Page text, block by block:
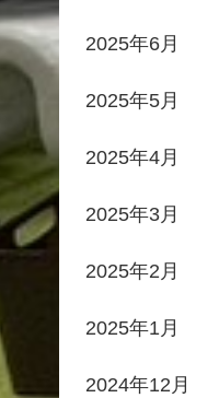
2025年6月
2025年5月
2025年4月
2025年3月
2025年2月
2025年1月
2024年12月